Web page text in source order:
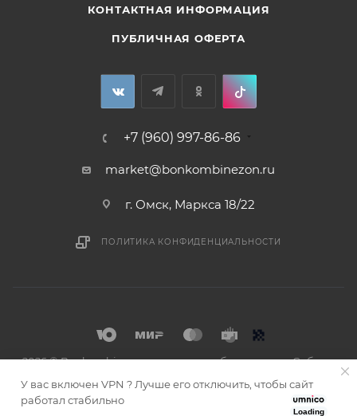
КОНТАКТНАЯ ИНФОРМАЦИЯ
ПУБЛИЧНАЯ ОФЕРТА
+7 (960) 997-86-86
market@bonkombinezon.ru
г. Омск, Маркса 18/22
ПОЛИТИКА КОНФИДЕНЦИАЛЬНОСТИ
2026 © Bonkombinezon- зимние комбинезоны из Сибири
Loading
У вас включен VPN ? Лучше его отключить, чтобы сайт
работал стабильно